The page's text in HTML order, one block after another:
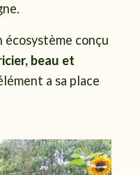
écosystème conçu
beau et
a sa place